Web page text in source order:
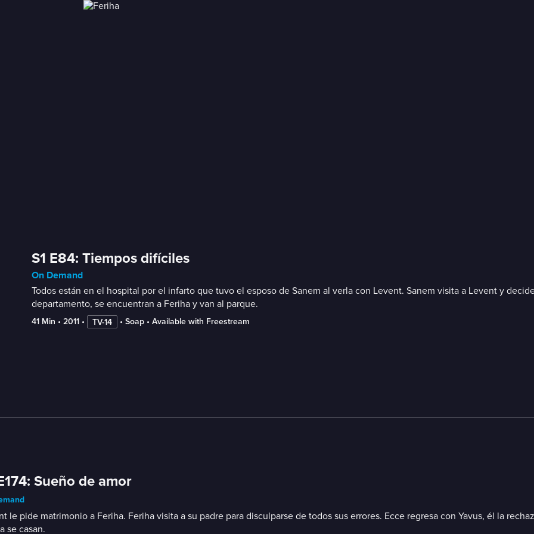
S1 E84: Tiempos difíciles
On Demand
Todos están en el hospital por el infarto que tuvo el esposo de Sanem al verla con Levent. Sanem visita a Levent y
departamento, se encuentran a Feriha y van al parque.
41 Min • 2011 • TV-14 • Soap • Available with Freestream
Sueño de amor
le pide matrimonio a Feriha. Feriha visita a su padre para disculparse de todos sus errores. Ecce regresa con Yavus, él la
se casan.